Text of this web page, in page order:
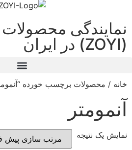
نمایندگی
(ZOYI) در ایران
خانه / محصولات برچسب خورده
آنمومتر
نمایش یک نتیجه